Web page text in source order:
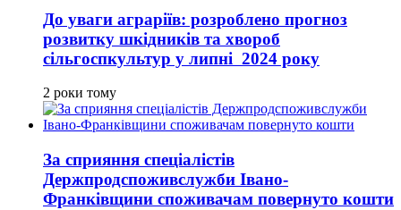
До уваги аграріїв: розроблено прогноз
розвитку шкідників та хвороб
сільгоспкультур у липні 2024 року
2 роки тому
За сприяння спеціалістів
Держпродспоживслужби Івано-
Франківщини споживачам повернуто кошти